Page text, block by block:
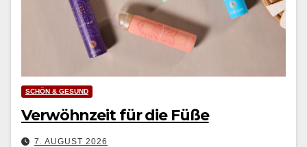
SCHÖN & GESUND
Verwöhnzeit für die Füße
7. AUGUST 2026